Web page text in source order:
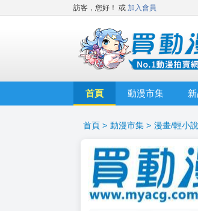
訪客，您好！ 或 加入會員
首頁 動漫市集
首頁 > 動漫市集 > 漫畫/輕小說